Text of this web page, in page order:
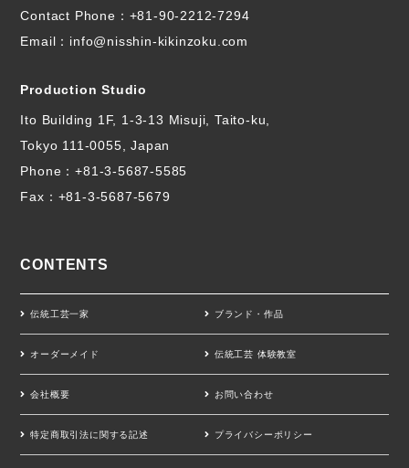
Contact Phone： +81-90-2212-7294
Email：info@nisshin-kikinzoku.com
Production Studio
Ito Building 1F, 1-3-13 Misuji, Taito-ku,
Tokyo 111-0055, Japan
Phone：+81-3-5687-5585
Fax：+81-3-5687-5679
CONTENTS
伝統工芸一家 ブランド・作品
オーダーメイド 伝統工芸 体験教室
会社概要 お問い合わせ
特定商取引法に関する記述 プライバシーポリシー